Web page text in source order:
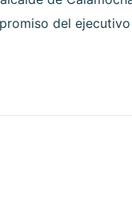
del